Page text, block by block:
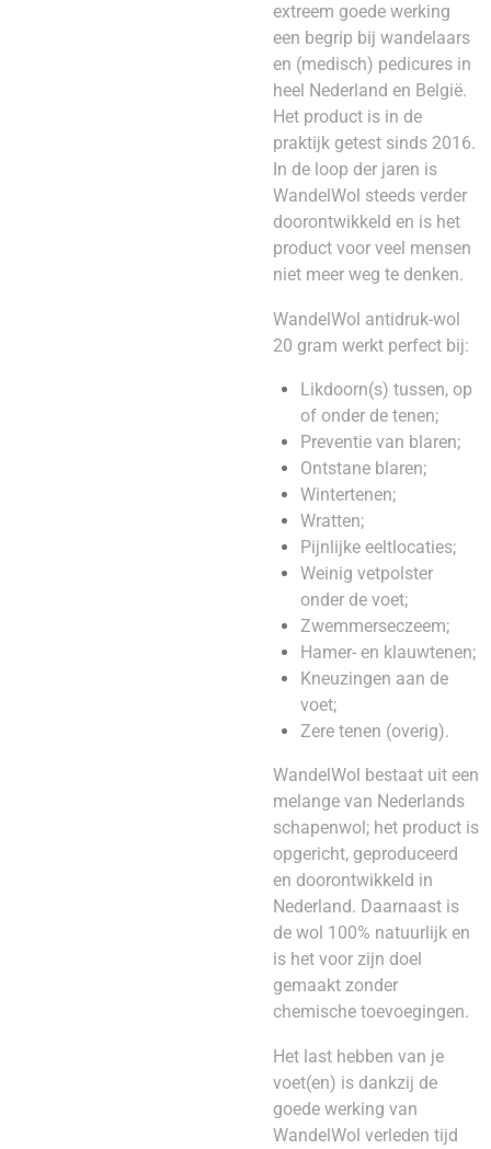
extreem goede werking
een begrip bij wandelaars
en (medisch) pedicures in
heel Nederland en België.
Het product is in de
praktijk getest sinds 2016.
In de loop der jaren is
WandelWol steeds verder
doorontwikkeld en is het
product voor veel mensen
niet meer weg te denken.
WandelWol antidruk-wol
20 gram werkt perfect bij:
Likdoorn(s) tussen, op
of onder de tenen;
Preventie van blaren;
Ontstane blaren;
Wintertenen;
Wratten;
Pijnlijke eeltlocaties;
Weinig vetpolster
onder de voet;
Zwemmerseczeem;
Hamer- en klauwtenen;
Kneuzingen aan de
voet;
Zere tenen (overig).
WandelWol bestaat uit een
melange van Nederlands
schapenwol; het product is
opgericht, geproduceerd
en doorontwikkeld in
Nederland. Daarnaast is
de wol 100% natuurlijk en
is het voor zijn doel
gemaakt zonder
chemische toevoegingen.
Het last hebben van je
voet(en) is dankzij de
goede werking van
WandelWol verleden tijd